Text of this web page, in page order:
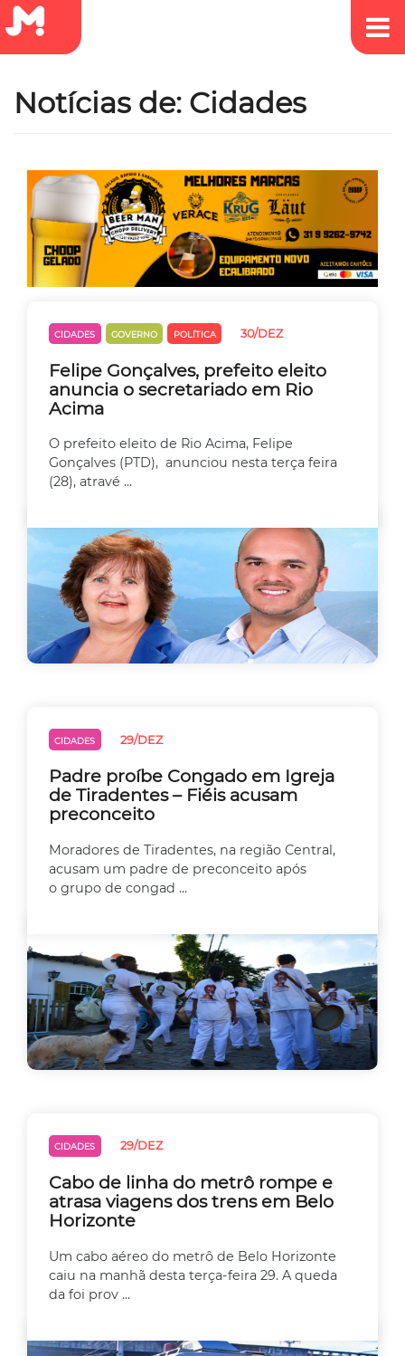
Notícias de: Cidades
CIDADES GOVERNO POLÍTICA 30/DEZ
Felipe Gonçalves, prefeito eleito
anuncia o secretariado em Rio
Acima
O prefeito eleito de Rio Acima, Felipe
Gonçalves (PTD), anunciou nesta terça feira
(28), atravé ...
CIDADES 29/DEZ
Padre proíbe Congado em Igreja
de Tiradentes – Fiéis acusam
preconceito
Moradores de Tiradentes, na região Central,
acusam um padre de preconceito após
o grupo de congad ...
CIDADES 29/DEZ
Cabo de linha do metrô rompe e
atrasa viagens dos trens em Belo
Horizonte
Um cabo aéreo do metrô de Belo Horizonte
caiu na manhã desta terça-feira 29. A queda
da foi prov ...